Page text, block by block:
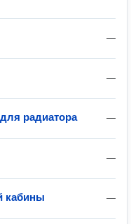
—
—
—
радиатора
—
—
кабины